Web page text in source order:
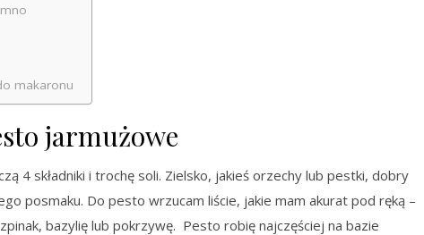
makaronu
jarmużowe
4 składniki i trochę soli. Zielsko, jakieś orzechy lub pestki, dobry
posmaku. Do pesto wrzucam liście, jakie mam akurat pod ręką –
bazylię lub pokrzywę. Pesto robię najczęściej na bazie